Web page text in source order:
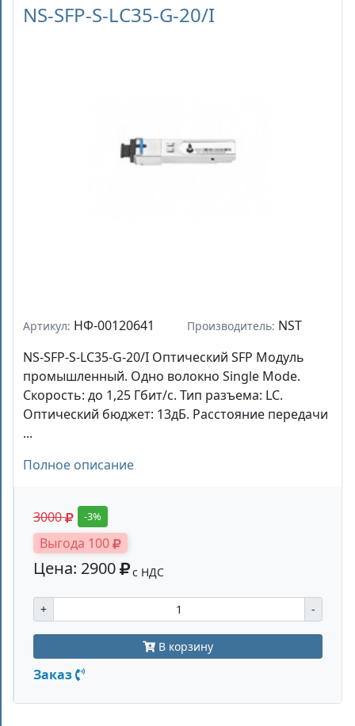
NS-SFP-S-LC35-G-20/I
Артикул: НФ-00120641 Производитель: NST
NS-SFP-S-LC35-G-20/I Оптический SFP Модуль
промышленный. Одно волокно Single Mode.
Скорость: до 1,25 Гбит/c. Тип разъема: LC.
Оптический бюджет: 13дБ. Расстояние передачи
...
Полное описание
3000 -3%
Выгода 100
Цена: 2900 с НДС
+ -
В корзину
Заказ